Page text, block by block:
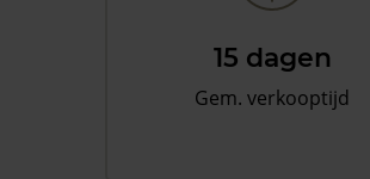
15 dagen
Gem. verkooptijd